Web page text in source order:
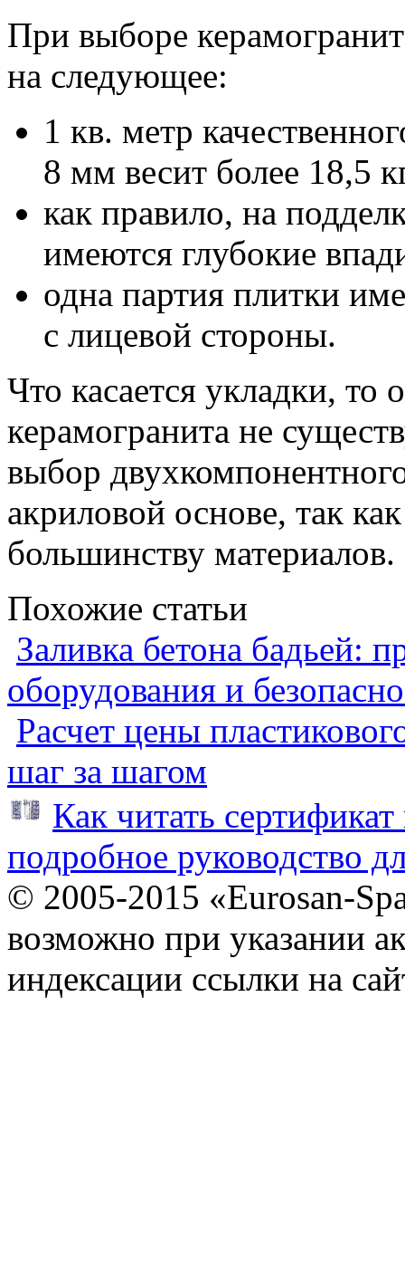
При выборе
на следующее:
1 кв. метр
8 мм весит более 18,5
как правило, на
имеются глубокие
одна партия плитки
с лицевой стороны.
Что касается укладки, то
керамогранита не
выбор
акриловой основе, так
большинству материалов.
Похожие статьи
Заливка бетона бадьей:
оборудования и
Расчет цены
шаг за шагом
Как читать
подробное руководство
© 2005-2015 «Eurosan-
возможно при указании
индексации ссылки на